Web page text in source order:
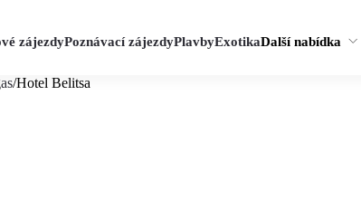
zájezdyPoznávací zájezdyPlavbyExotikaDalší nabídka
/Hotel Belitsa